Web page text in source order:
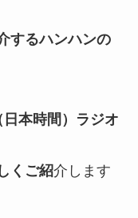
するハンハンの
本時間）ラジオ
くご紹介します